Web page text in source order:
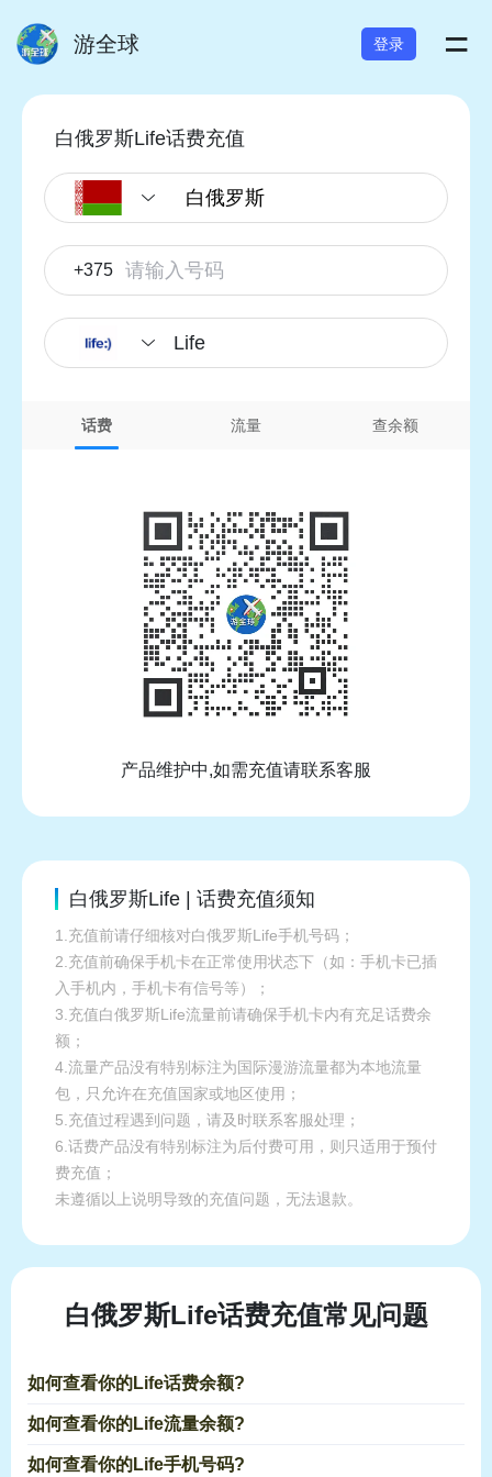
游全球 登录 =
白俄罗斯Life话费充值
+375
Life
话费 流量 查余额
产品维护中,如需充值请联系客服
白俄罗斯Life | 话费充值须知
1.充值前请仔细核对白俄罗斯Life手机号码；
2.充值前确保手机卡在正常使用状态下（如：手机卡已插
入手机内，手机卡有信号等）；
3.充值白俄罗斯Life流量前请确保手机卡内有充足话费余
额；
4.流量产品没有特别标注为国际漫游流量都为本地流量
包，只允许在充值国家或地区使用；
5.充值过程遇到问题，请及时联系客服处理；
6.话费产品没有特别标注为后付费可用，则只适用于预付
费充值；
未遵循以上说明导致的充值问题，无法退款。
白俄罗斯Life话费充值常见问题
如何查看你的Life话费余额?
如何查看你的Life流量余额?
如何查看你的Life手机号码?